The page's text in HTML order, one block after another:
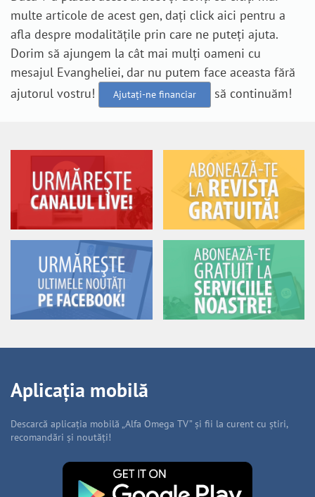
multe articole de acest gen, dați click aici pentru a
afla despre modalitățile prin care ne puteți ajuta.
Dorim să ajungem la cât mai mulți oameni cu
mesajul Evangheliei, dar nu putem face aceasta fără
ajutorul vostru!
Ajutați-ne financiar să continuăm!
Aplicația mobilă
Descarcă aplicația mobilă „Alfa Omega TV” și fii la curent cu știri,
recomandări și noutăți!